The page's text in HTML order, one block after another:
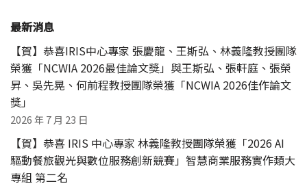
最新消息
【賀】恭喜IRIS中心專家 張慶龍、王斯弘、林義隆教授團隊
榮獲「NCWIA 2026最佳論文獎」與王斯弘、張軒庭、張榮
昇、吳先晃、何前程教授團隊榮獲「NCWIA 2026佳作論文
獎」
2026 年 7 月 23 日
【賀】恭喜 IRIS 中心專家 林義隆教授團隊榮獲「2026 AI
驅動餐旅觀光與數位服務創新競賽」智慧商業服務實作類大
專組 第二名